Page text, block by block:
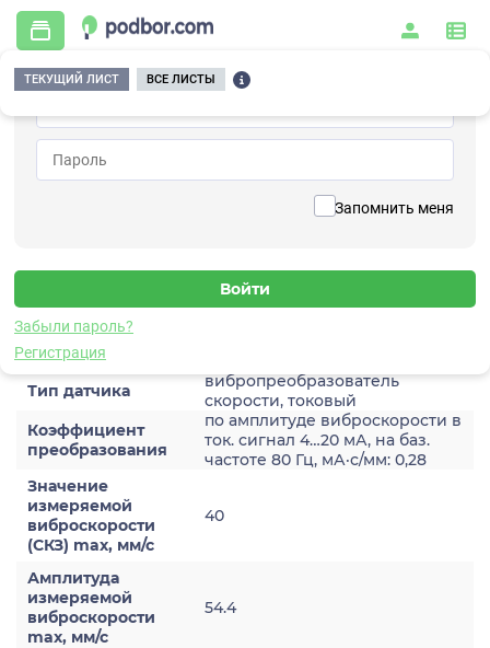
Запомнить меня
Забыли пароль?
Регистрация
ТЕКУЩИЙ ЛИСТ ВСЕ ЛИСТЫ
Главная / Контрольно-измерительные приборы и автоматика / Датчики /
Виброскорости / 2A206HA-40(T1)
Датчик виброскороости
Характеристики
Тип датчика
вибропреобразователь
скорости, токовый
Коэффициент
преобразования
по амплитуде виброскорости в
ток. сигнал 4…20 мА, на баз.
частоте 80 Гц, мА·с/мм: 0,28
Значение
измеряемой
виброскорости
(СКЗ) max, мм/с
40
Амплитуда
измеряемой
виброскорости
max, мм/с
54.4